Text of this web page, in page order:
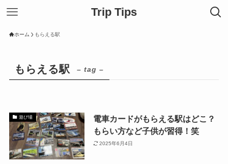
Trip Tips
ホーム もらえる駅
もらえる駅 – tag –
遊び場
電車カードがもらえる駅はどこ？
もらい方など子供が習得！笑
2025年6月4日